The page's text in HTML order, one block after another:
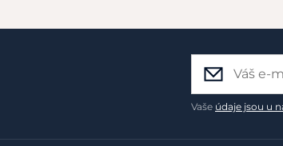
Vaše údaje jsou u